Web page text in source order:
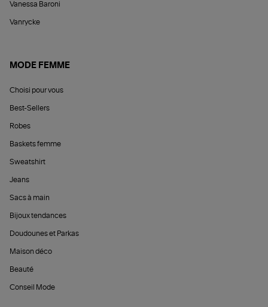
Vanessa Baroni
Vanrycke
MODE FEMME
Choisi pour vous
Best-Sellers
Robes
Baskets femme
Sweatshirt
Jeans
Sacs à main
Bijoux tendances
Doudounes et Parkas
Maison déco
Beauté
Conseil Mode